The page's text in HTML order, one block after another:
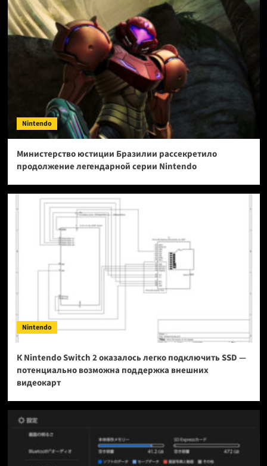
Nintendo
Министерство юстиции Бразилии рассекретило
продолжение легендарной серии Nintendo
Nintendo
К Nintendo Switch 2 оказалось легко подключить SSD —
потенциально возможна поддержка внешних
видеокарт